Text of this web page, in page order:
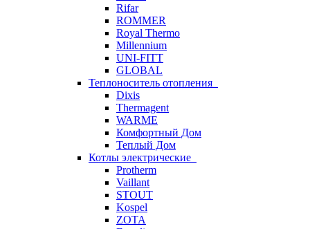
Rifar
ROMMER
Royal Thermo
Millennium
UNI-FITT
GLOBAL
Теплоноситель отопления
Dixis
Thermagent
WARME
Комфортный Дом
Теплый Дом
Котлы электрические
Protherm
Vaillant
STOUT
Kospel
ZOTA